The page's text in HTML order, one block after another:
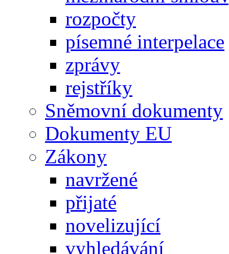
rozpočty
písemné interpelace
zprávy
rejstříky
Sněmovní dokumenty
Dokumenty EU
Zákony
navržené
přijaté
novelizující
vyhledávání